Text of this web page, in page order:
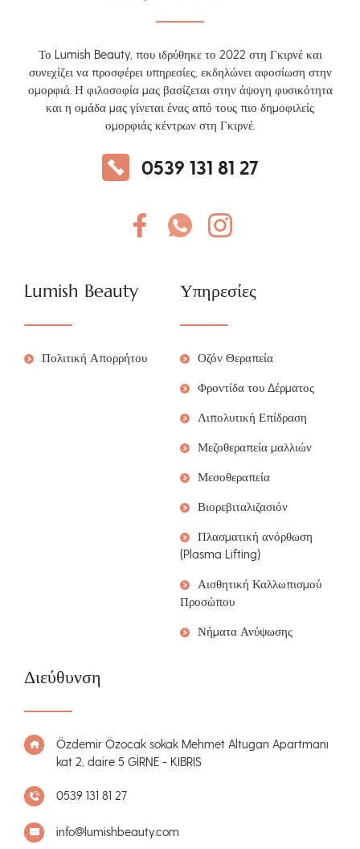
Το Lumish Beauty, που ιδρύθηκε το 2022 στη Γκιρνέ και
συνεχίζει να προσφέρει υπηρεσίες, εκδηλώνει αφοσίωση στην
ομορφιά. Η φιλοσοφία μας βασίζεται στην άψογη φυσικότητα
και η ομάδα μας γίνεται ένας από τους πιο δημοφιλείς
ομορφιάς κέντρων στη Γκιρνέ.
0539 131 81 27
Lumish Beauty
Πολιτική Απορρήτου
Υπηρεσίες
Οζόν Θεραπεία
Φροντίδα του Δέρματος
Λιπολυτική Επίδραση
Μεζοθεραπεία μαλλιών
Μεσοθεραπεία
Βιορεβιταλιζασιόν
Πλασματική ανόρθωση
(Plasma Lifting)
Αισθητική Καλλωπισμού
Προσώπου
Νήματα Ανύψωσης
Διεύθυνση
Özdemir Özocak sokak Mehmet Altugan Apartmanı
kat 2, daire 5 GİRNE - KIBRIS
0539 131 81 27
info@lumishbeauty.com